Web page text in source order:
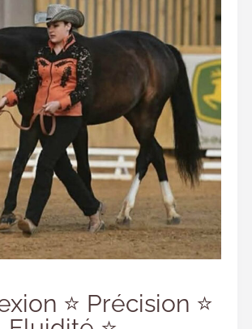
⭐ Précision ⭐